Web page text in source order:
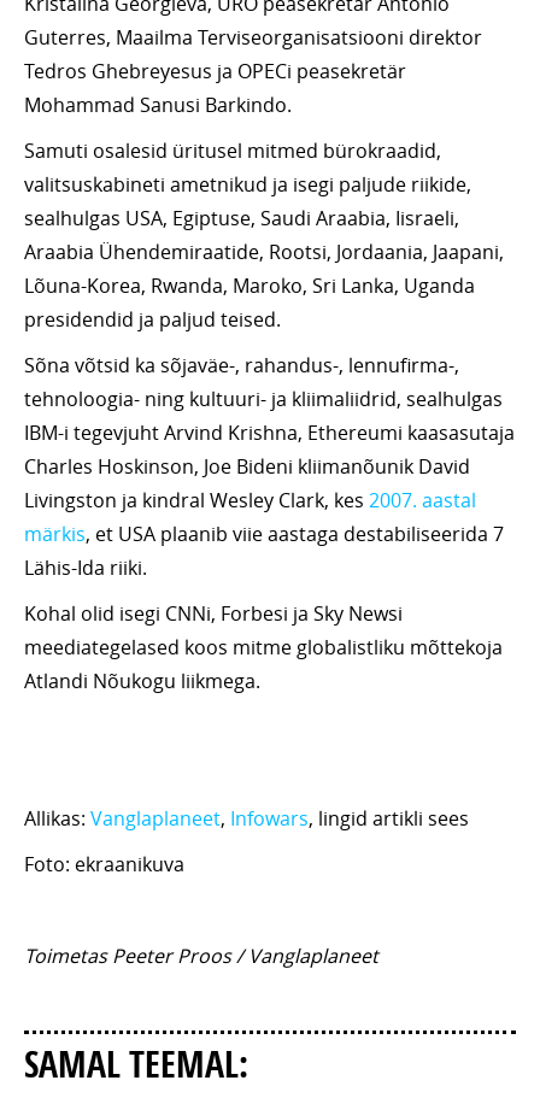
Guterres, Maailma Terviseorganisatsiooni direktor
Tedros Ghebreyesus ja OPECi peasekretär
Mohammad Sanusi Barkindo.
Samuti osalesid üritusel mitmed bürokraadid,
valitsuskabineti ametnikud ja isegi paljude riikide,
sealhulgas USA, Egiptuse, Saudi Araabia, Iisraeli,
Araabia Ühendemiraatide, Rootsi, Jordaania, Jaapani,
Lõuna-Korea, Rwanda, Maroko, Sri Lanka, Uganda
presidendid ja paljud teised.
Sõna võtsid ka sõjaväe-, rahandus-, lennufirma-,
tehnoloogia- ning kultuuri- ja kliimaliidrid, sealhulgas
IBM-i tegevjuht Arvind Krishna, Ethereumi kaasasutaja
Charles Hoskinson, Joe Bideni kliimanõunik David
Livingston ja kindral Wesley Clark, kes 2007. aastal
märkis, et USA plaanib viie aastaga destabiliseerida 7
Lähis-Ida riiki.
Kohal olid isegi CNNi, Forbesi ja Sky Newsi
meediategelased koos mitme globalistliku mõttekoja
Atlandi Nõukogu liikmega.
Allikas: Vanglaplaneet, Infowars, lingid artikli sees
Foto: ekraanikuva
Toimetas Peeter Proos / Vanglaplaneet
SAMAL TEEMAL: